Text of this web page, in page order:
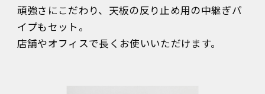
頑強さにこだわり、天板の反り止め用の中継ぎパ
イプもセット。
店舗やオフィスで長くお使いいただけます。